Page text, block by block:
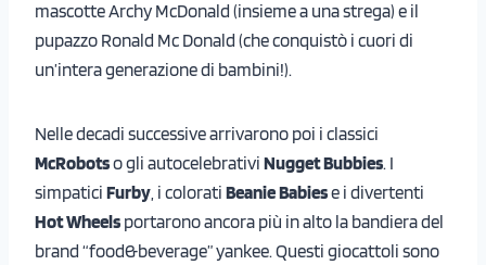
mascotte Archy McDonald (insieme a una strega) e il
pupazzo Ronald Mc Donald (che conquistò i cuori di
un’intera generazione di bambini!).
Nelle decadi successive arrivarono poi i classici
McRobotso gli autocelebrativi Nugget Bubbies. I
simpatici Furby , i colorati Beanie Babiese i divertenti
Hot Wheels portarono ancora più in alto la bandiera del
brand “food&beverage” yankee. Questi giocattoli sono